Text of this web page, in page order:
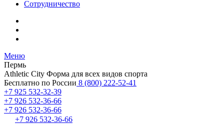
Сотрудничество
Меню
Пермь
Athletic City Форма для всех видов спорта
Бесплатно по России 8 (800) 222-52-41
+7 925 532-32-39
+7 926 532-36-66
+7 926 532-36-66
+7 926 532-36-66